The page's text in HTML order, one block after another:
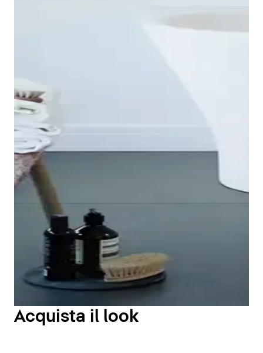
Forme organiche e superficie piacevole al tatto
La vasca Cape Cod di Duravit combina materiali e
forme in un insieme innovativo. Realizzata nel
materiale DuroCast di Duravit, questa collezione di
Starck è stata progettata con la massima attenzione
ai dettagli, con bordi estremamente sottili ed
monolitica della serie Duravit Cape Cod offre una
finitura satinata e piacevole al tatto.
Acquista il look